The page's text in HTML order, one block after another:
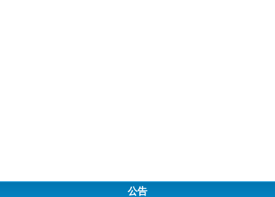
公告